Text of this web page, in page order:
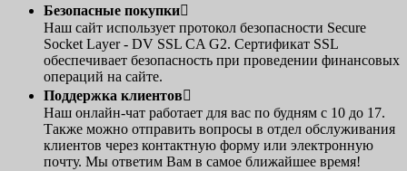
Безопасные покупки
Наш сайт использует протокол безопасности Secure
Socket Layer - DV SSL CA G2. Сертификат SSL
обеспечивает безопасность при проведении финансовых
операций на сайте.
Поддержка клиентов
Наш онлайн-чат работает для вас по будням с 10 до 17.
Также можно отправить вопросы в отдел обслуживания
клиентов через контактную форму или электронную
почту. Мы ответим Вам в самое ближайшее время!